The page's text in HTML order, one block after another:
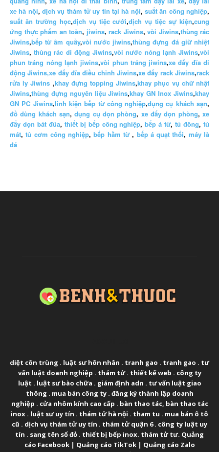
xe hà nội,dịch vụ thám tử uy tín tại hà nội,suất ăn công nghiệp,
suất ăn trường học,dịch vụ tiệc cưới,dịch vụ tiệc sự kiện,cung
ứng thực phẩm an toàn, jiwins, rack Jiwins, vòi Jiwins,thùng rác
Jiwins,bếp từ âm quầy,vòi nước jiwins,thùng đựng đá giữ nhiệt
Jiwins,thùng rác di động Jiwins,vòi nước nóng lạnh Jiwins,vòi
phun tráng nóng lạnh jiwins,vòi phun tráng jiwins,xe đẩy đĩa di
động Jiwins,xe đẩy đĩa điều chỉnh Jiwins,xe đẩy rack Jiwins,rack
rửa ly Jiwins ,khay đựng topping Jiwins,khay phục vụ chữ nhật
Jiwins,thùng đựng nguyên liệu Jiwins,khay GN Inox Jiwins,khay
GN PC Jiwins,linh kiện bếp từ công nghiệp,dụng cụ khách sạn,
đồ dùng khách sạn,dụng cụ dọn phòng, xe đẩy dọn phòng,xe
đẩy dọn bát đũa, thiết bị bếp công nghiệp,bếp á từ,tủ đông,tủ
mát,tủ cơm công nghiệp,bếp hầm từ , bếp á quạt thổi, máy là
đá
diệt côn trùng . luật sư hôn nhân . tranh gao . tranh gao . tư
vấn luật doanh nghiệp . thám tử. thiết kế web . công ty
luật . luật sư bào chữa . giám định adn . tư vấn luật giao
thông . mua bán công ty. đăng ký thành lập doanh
nghiệp . cửa nhôm kính cao cấp . bàn thao tác, bàn thao tác
inox . luật sư uy tín . thám tử hà nội . tham tu . mua bán ô tô
cũ . dịch vụ thám tử uy tín . thám tử quận 6. công ty luật uy
tín . sang tên sổ đỏ . thiết bị bếp inox. thám tử tư. Quảng
cáo Facebook| Quảng cáo TikTok| Quảng cáo Zalo